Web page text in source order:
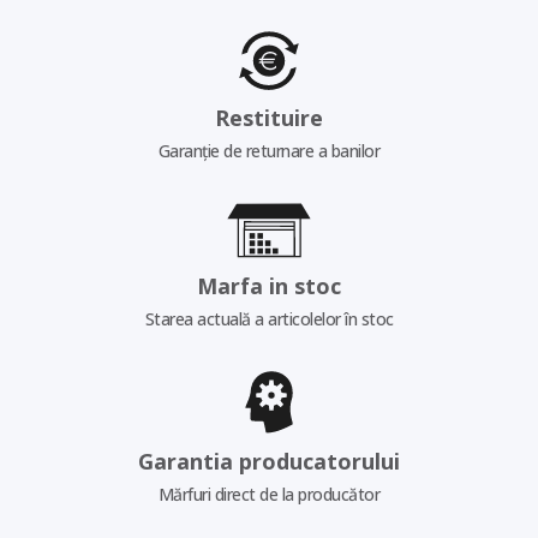
Restituire
Garanție de returnare a banilor
Marfa in stoc
Starea actuală a articolelor în stoc
Garantia producatorului
Mărfuri direct de la producător